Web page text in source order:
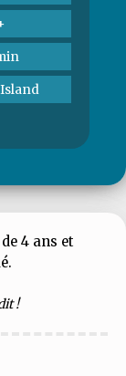
4 ans et
!